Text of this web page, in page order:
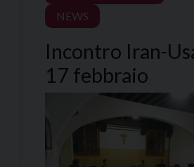
NEWS
Incontro Iran-
17 febbraio